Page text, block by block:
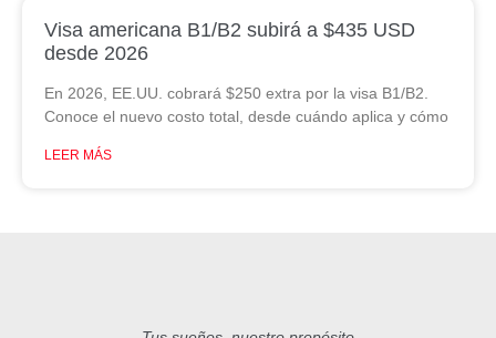
Visa americana B1/B2 subirá a $435 USD
desde 2026
En 2026, EE.UU. cobrará $250 extra por la visa B1/B2.
Conoce el nuevo costo total, desde cuándo aplica y cómo
LEER MÁS